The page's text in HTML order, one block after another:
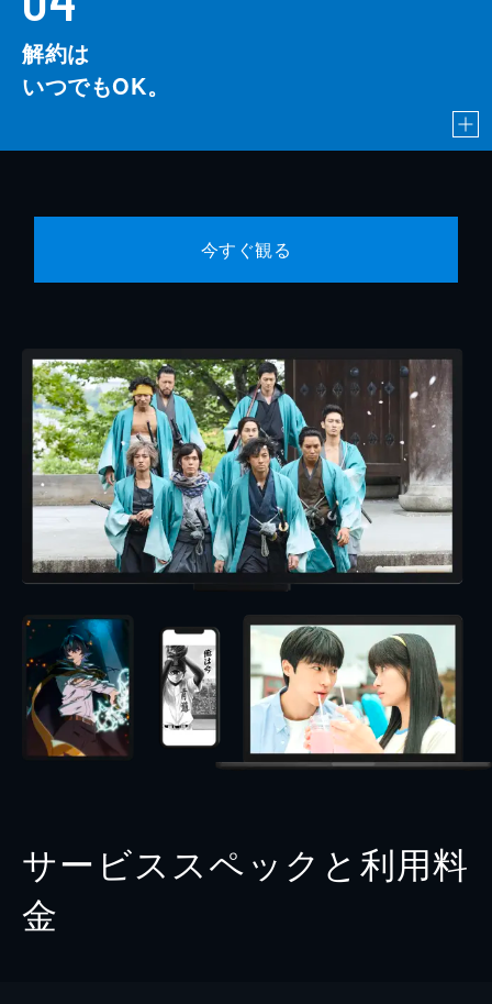
解約は
いつでもOK。
今すぐ観る
サービススペックと利用料
金